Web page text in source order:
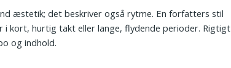
æstetik; det beskriver også rytme. En forfatters stil
i kort, hurtig takt eller lange, flydende perioder. Rigtigt
og indhold.